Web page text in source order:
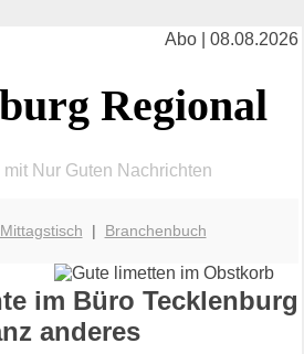
Abo | 08.08.2026
Regional
mit Nur Guten Nachrichten
Mittagstisch | Branchenbuch
im Büro Tecklenburg
anderes